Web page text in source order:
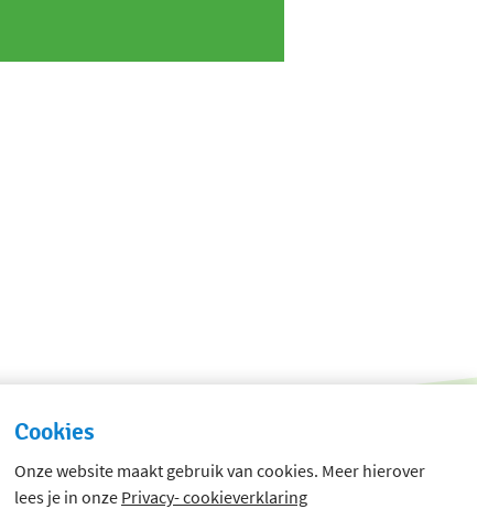
Cookies
Onze website maakt gebruik van cookies. Meer hierover
lees je in onze Privacy- cookieverklaring